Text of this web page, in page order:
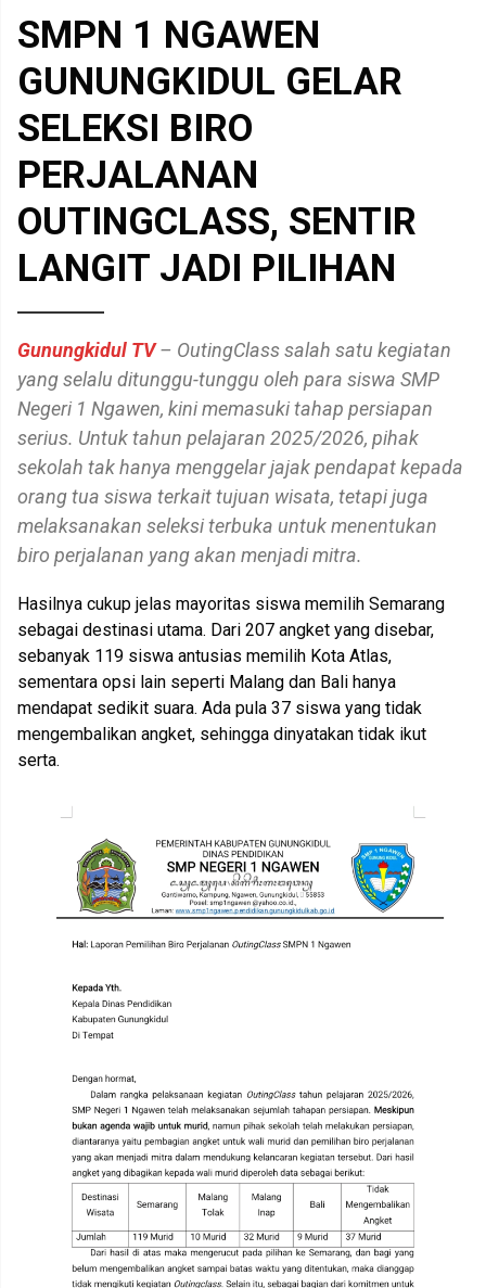
SMPN 1 NGAWEN
GUNUNGKIDUL GELAR
SELEKSI BIRO
PERJALANAN
OUTINGCLASS, SENTIR
LANGIT JADI PILIHAN
Gunungkidul TV– OutingClasssalah satu kegiatan
yang selalu ditunggu-tunggu oleh para siswa SMP
Negeri 1 Ngawen, kini memasuki tahap persiapan
serius. Untuk tahun pelajaran 2025/2026, pihak
sekolah tak hanya menggelar jajak pendapat kepada
orang tua siswa terkait tujuan wisata, tetapi juga
melaksanakan seleksi terbuka untuk menentukan
biro perjalanan yang akan menjadi mitra.
Hasilnya cukup jelas mayoritas siswa memilih Semarang
sebagai destinasi utama. Dari 207 angket yang disebar,
sebanyak 119 siswa antusias memilih Kota Atlas,
sementara opsi lain seperti Malang dan Bali hanya
mendapat sedikit suara. Ada pula 37 siswa yang tidak
mengembalikan angket, sehingga dinyatakan tidak ikut
serta.